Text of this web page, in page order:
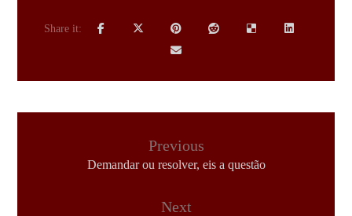
Previous
Demandar ou resolver, eis a questão
Next